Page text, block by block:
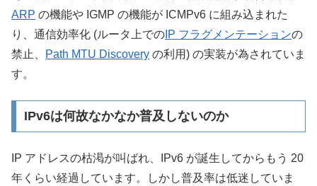
ARP の機能や IGMP の機能が ICMPv6 に組み込まれた
り、通信効率化 (ルータ上での IP フラグメンテーションの
禁止、
Path MTU Discovery の利用) の実装が為されていま
す。
IPv6は何故なかなか普及しないのか
IP アドレスの枯渇が叫ばれ、IPv6 が誕生してからもう 20
年くらい経過しています。しかし普及率は低迷していま